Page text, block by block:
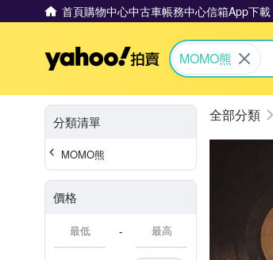
首頁購物中心中古車帳務中心信箱App下載
Yahoo拍賣
MOMO熊
分類清單
MOMO熊
價格
-